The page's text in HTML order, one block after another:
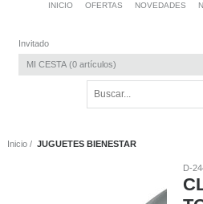
Invitado
MI CESTA 0 artículos
INICIO OFERTAS NOVEDADES
Inicio JUGUETES BIENESTAR
D-